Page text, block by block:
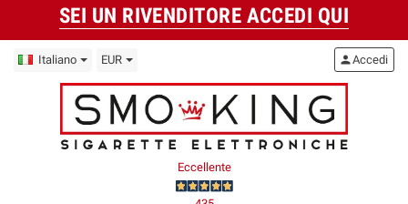
SEI UN RIVENDITORE ACCEDI QUI
Italiano EUR
Eccellente
personAccedi